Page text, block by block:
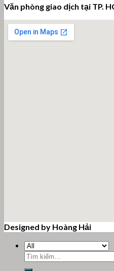
Văn phòng giao dịch tại TP.
Designed by Hoàng Hải
Tìm
kiếm: